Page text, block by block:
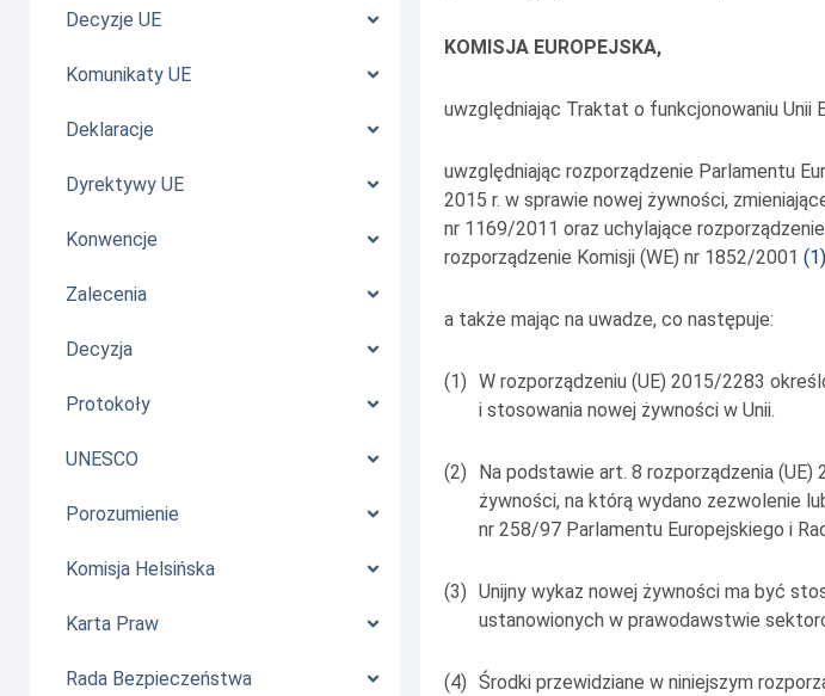
Decyzje UE
Komunikaty UE
Deklaracje
Dyrektywy UE
Konwencje
Zalecenia
Decyzja
Protokoły
UNESCO
Porozumienie
Komisja Helsińska
Karta Praw
Rada Bezpieczeństwa
KOMISJA EUROPEJSKA,
uwzględniając Traktat o funkcjonowaniu Unii
uwzględniając rozporządzenie Parlamentu
2015 r. w sprawie nowej żywności,
nr 1169/2011 oraz uchylające
rozporządzenie Komisji (WE) nr 1852/2001 (1
a także mając na uwadze, co następuje:
(1) W rozporządzeniu (UE) 2015/2283
i stosowania nowej żywności w Unii.
(2)
Na podstawie art. 8 rozporządzenia
żywności, na którą wydano zezwolenie
nr 258/97 Parlamentu Europejskiego i
(3) Unijny wykaz nowej żywności ma być
ustanowionych w prawodawstwie
(4) Środki przewidziane w niniejszym